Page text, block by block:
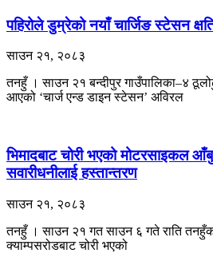
पहिरोले डुम्रेको नयाँ चार्जिङ स्टेसन
साउन २१, २०८३
तनहुँ । साउन २१ बन्दीपुर गाउँपालिका–४
आएको ‘चार्ज एन्ड डाइन स्टेसन’ अविरल
भिमादबाट चोरी भएको मोटरसाइकल
सवारीधनीलाई हस्तान्तरण
साउन २१, २०८३
तनहुँ । साउन २१ गत साउन ६ गते राति
क्याम्पसरोडबाट चोरी भएको